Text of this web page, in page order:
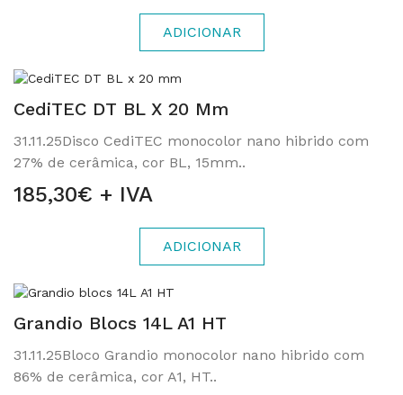
ADICIONAR
CediTEC DT BL X 20 Mm
31.11.25Disco CediTEC monocolor nano hibrido com
27% de cerâmica, cor BL, 15mm..
185,30€ + IVA
ADICIONAR
Grandio Blocs 14L A1 HT
31.11.25Bloco Grandio monocolor nano hibrido com
86% de cerâmica, cor A1, HT..